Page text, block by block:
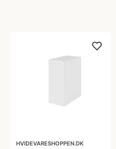
HVIDEVARESHOPPEN.DK